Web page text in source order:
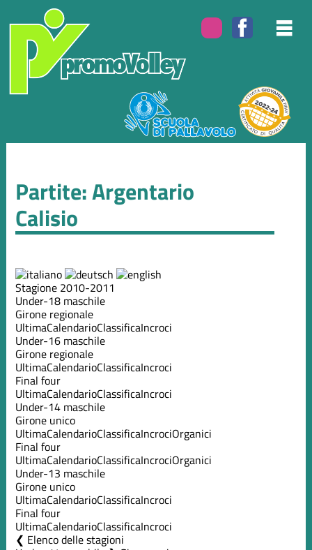
Partite: Argentario
Calisio
Stagione 2010-2011
Under-18 maschile
Girone regionale
UltimaCalendarioClassificaIncroci
Under-16 maschile
Girone regionale
UltimaCalendarioClassificaIncroci
Final four
UltimaCalendarioClassificaIncroci
Under-14 maschile
Girone unico
UltimaCalendarioClassificaIncrociOrganici
Final four
UltimaCalendarioClassificaIncrociOrganici
Under-13 maschile
Girone unico
UltimaCalendarioClassificaIncroci
Final four
UltimaCalendarioClassificaIncroci
Elenco delle stagioni